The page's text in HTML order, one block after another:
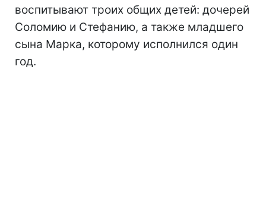
воспитывают троих общих детей: дочерей
Соломию и Стефанию, а также младшего
сына Марка, которому исполнился один
год.